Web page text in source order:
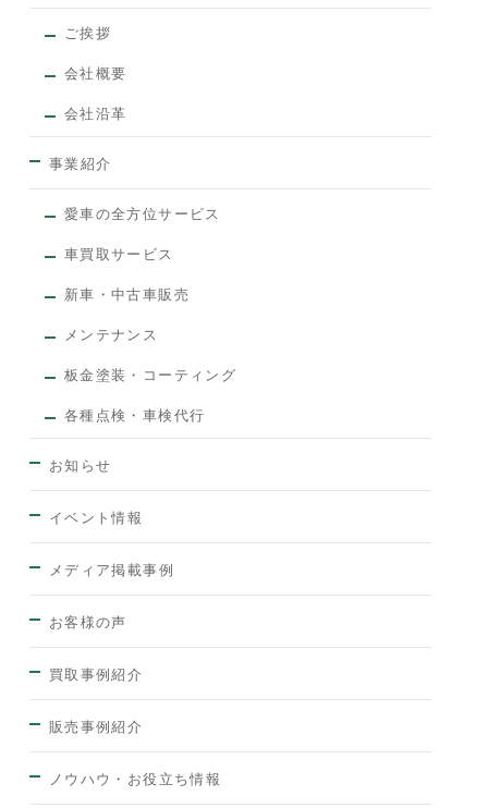
ご挨拶
会社概要
会社沿革
事業紹介
愛車の全方位サービス
車買取サービス
新車・中古車販売
メンテナンス
板金塗装・コーティング
各種点検・車検代行
お知らせ
イベント情報
メディア掲載事例
お客様の声
買取事例紹介
販売事例紹介
ノウハウ・お役立ち情報